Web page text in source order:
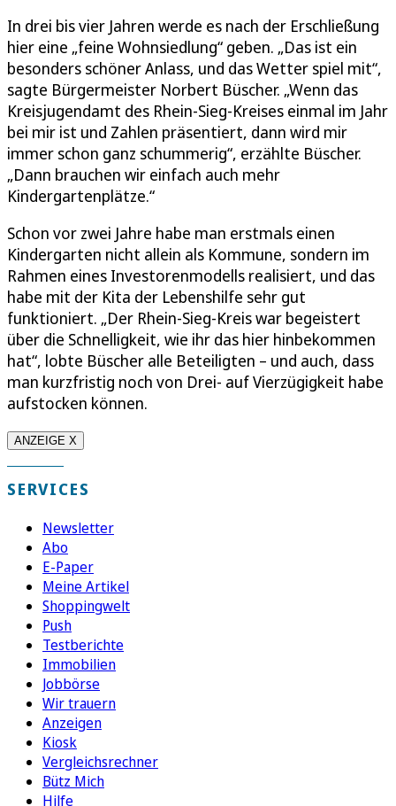
In drei bis vier Jahren werde es nach der Erschließung
hier eine „feine Wohnsiedlung“ geben. „Das ist ein
besonders schöner Anlass, und das Wetter spiel mit“,
sagte Bürgermeister Norbert Büscher. „Wenn das
Kreisjugendamt des Rhein-Sieg-Kreises einmal im Jahr
bei mir ist und Zahlen präsentiert, dann wird mir
immer schon ganz schummerig“, erzählte Büscher.
„Dann brauchen wir einfach auch mehr
Kindergartenplätze.“
Schon vor zwei Jahre habe man erstmals einen
Kindergarten nicht allein als Kommune, sondern im
Rahmen eines Investorenmodells realisiert, und das
habe mit der Kita der Lebenshilfe sehr gut
funktioniert. „Der Rhein-Sieg-Kreis war begeistert
über die Schnelligkeit, wie ihr das hier hinbekommen
hat“, lobte Büscher alle Beteiligten – und auch, dass
man kurzfristig noch von Drei- auf Vierzügigkeit habe
aufstocken können.
ANZEIGE X
SERVICES
Newsletter
Abo
E-Paper
Meine Artikel
Shoppingwelt
Push
Testberichte
Immobilien
Jobbörse
Wir trauern
Anzeigen
Kiosk
Vergleichsrechner
Bütz Mich
Hilfe